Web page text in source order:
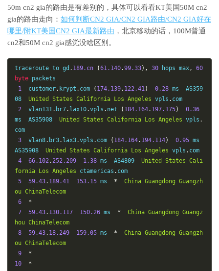
50m cn2 gia的路由是有差别的，具体可以看看KT美国50M cn2
gia的路由走向： 如何判断CN2 GIA/CN2 GIA路由/CN2 GIA好在
哪里/附KT美国CN2 GIA最新路由 ，北京移动的话，100M普通
cn2和50M cn2 gia感觉没啥区别。
traceroute to gd . 189.cn (61.140.99.33), 30 hops max,
60
byte packets
1
  customer
. krypt . com ( 174.139. 122.41) 0.28 ms  AS359
08 United States California Los Angeles vpls . com
2
  vlan131
. br7. lax10.vpls . net ( 184.164. 197.175)
0.36
ms  AS35908 United States California Los Angeles vpls .
com
3
  vlan8
. br3. lax3.vpls . com ( 184.164. 194.114) 0.95 ms
AS35908 United States California Los Angeles vpls . com
4
66.102.252.209 1.38 ms  AS4809 United States Cali
fornia
Los Angeles ctamericas . com
5
59.43. 189.41 153.15 ms * China Guangdong Guangzh
ou ChinaTelecom
6
*
7
59.43. 130.117 150.26 ms * China Guangdong Guangz
hou ChinaTelecom
8
59.43. 18.249 159.05 ms * China Guangdong Guangzh
ou ChinaTelecom
9
*
10
*